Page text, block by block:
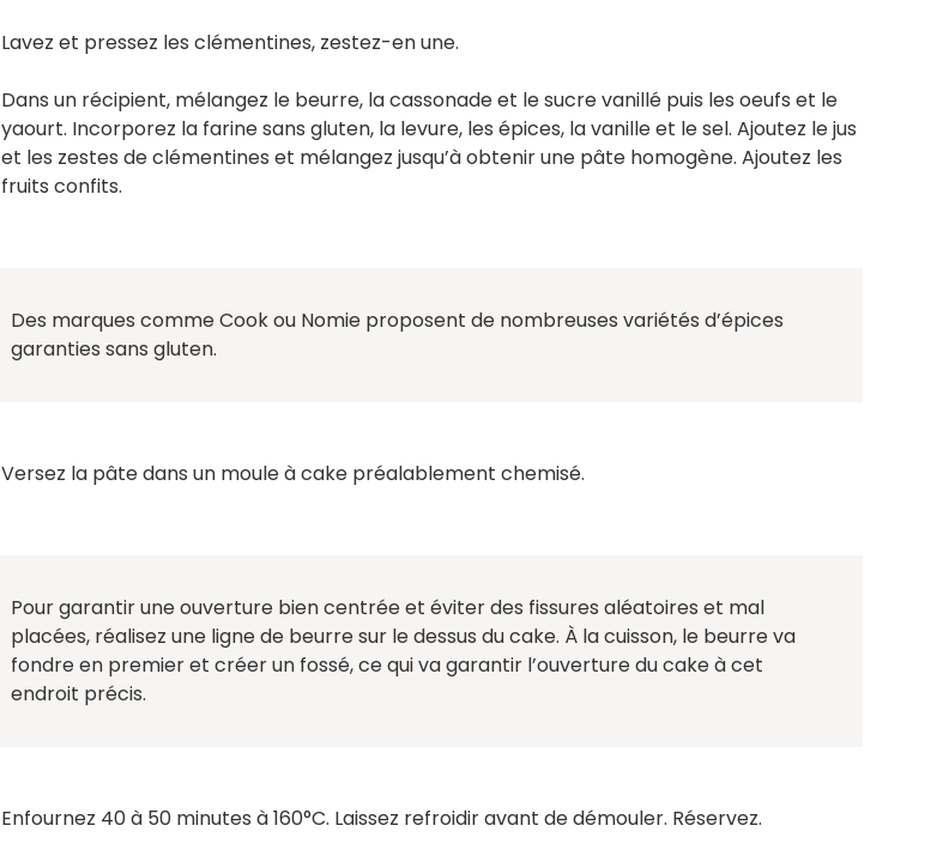
Lavez et pressez les clémentines, zestez-en une.
Dans un récipient, mélangez le beurre, la cassonade et le sucre vanillé puis les oeufs et le
yaourt. Incorporez la farine sans gluten, la levure, les épices, la vanille et le sel. Ajoutez le jus
et les zestes de clémentines et mélangez jusqu’à obtenir une pâte homogène. Ajoutez les
fruits confits.
Des marques comme Cook ou Nomie proposent de nombreuses variétés d’épices
garanties sans gluten.
Versez la pâte dans un moule à cake préalablement chemisé.
Pour garantir une ouverture bien centrée et éviter des fissures aléatoires et mal
placées, réalisez une ligne de beurre sur le dessus du cake. À la cuisson, le beurre va
fondre en premier et créer un fossé, ce qui va garantir l’ouverture du cake à cet
endroit précis.
Enfournez 40 à 50 minutes à 160°C. Laissez refroidir avant de démouler. Réservez.